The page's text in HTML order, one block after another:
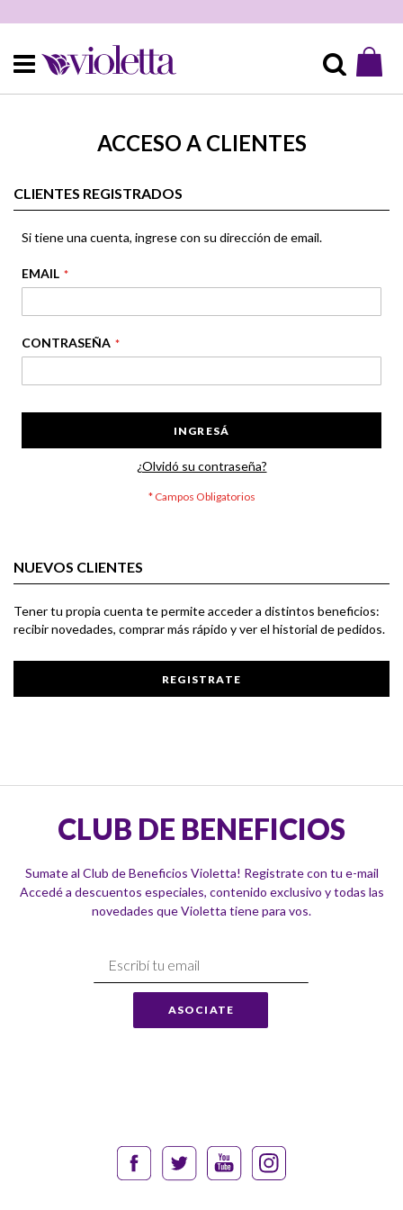
Buscar
ACCESO A CLIENTES
CLIENTES REGISTRADOS
Si tiene una cuenta, ingrese con su dirección de email.
EMAIL
CONTRASEÑA
INGRESÁ
¿Olvidó su contraseña?
NUEVOS CLIENTES
Tener tu propia cuenta te permite acceder a distintos beneficios:
recibir novedades, comprar más rápido y ver el historial de pedidos.
REGISTRATE
CLUB DE BENEFICIOS
Sumate al Club de Beneficios Violetta! Registrate con tu e-mail
Accedé a descuentos especiales, contenido exclusivo y todas las
novedades que Violetta tiene para vos.
Suscríbase
ASOCIATE